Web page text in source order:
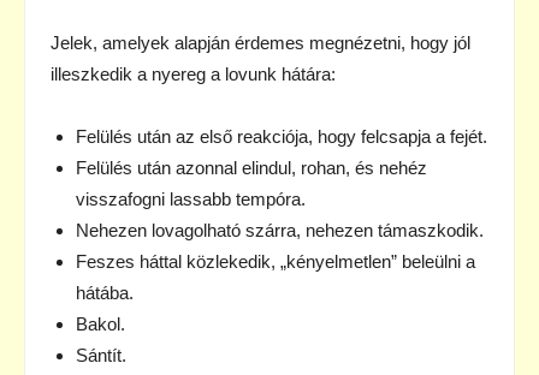
Jelek, amelyek alapján érdemes megnézetni, hogy jól
illeszkedik a nyereg a lovunk hátára:
Felülés után az első reakciója, hogy felcsapja a fejét.
Felülés után azonnal elindul, rohan, és nehéz
visszafogni lassabb tempóra.
Nehezen lovagolható szárra, nehezen támaszkodik.
Feszes háttal közlekedik, „kényelmetlen” beleülni a
hátába.
Bakol.
Sántít.